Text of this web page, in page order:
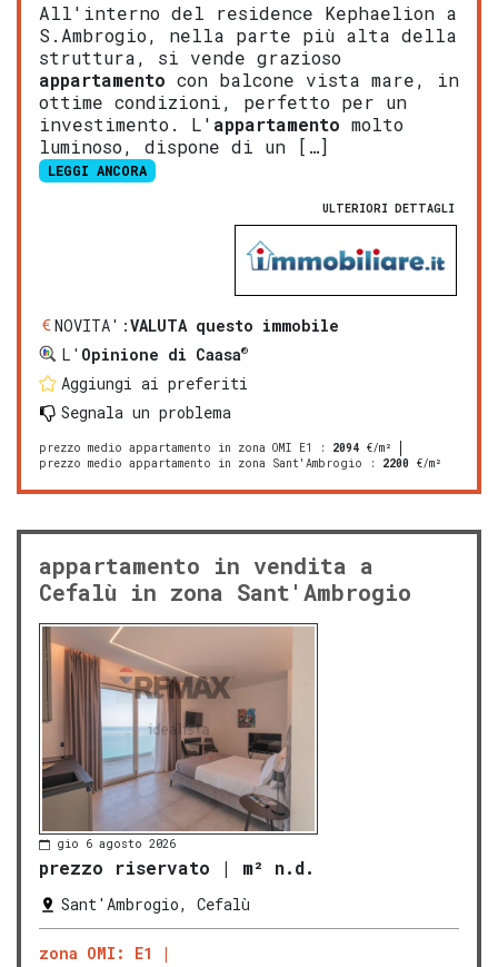
All'interno del residence Kephaelion a
S.Ambrogio, nella parte più alta della
struttura, si vende grazioso
appartamento con balcone vista mare, in
ottime condizioni, perfetto per un
investimento. L' appartamento molto
luminoso, dispone di un […]
LEGGI ANCORA
ULTERIORI DETTAGLI
NOVITA':VALUTA questo immobile
L' Opinione di Caasa®
Aggiungi ai preferiti
Segnala un problema
prezzo medio appartamento in zona OMI E1 : 2094 €/m²
prezzo medio appartamento in zona Sant'Ambrogio : 2200 €/m²
appartamento in vendita a
Cefalù in zona Sant'Ambrogio
gio 6 agosto 2026
prezzo riservato | m² n.d.
Sant'Ambrogio, Cefalù
zona OMI: E1